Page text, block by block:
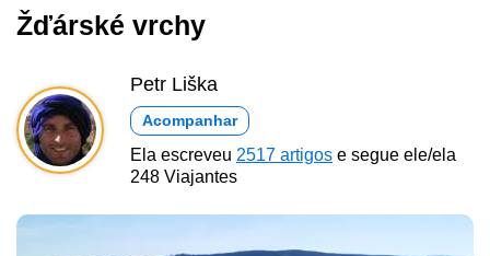
Žďárské vrchy
Petr Liška
Acompanhar
Ela escreveu 2517 artigos e segue ele/ela
248 Viajantes